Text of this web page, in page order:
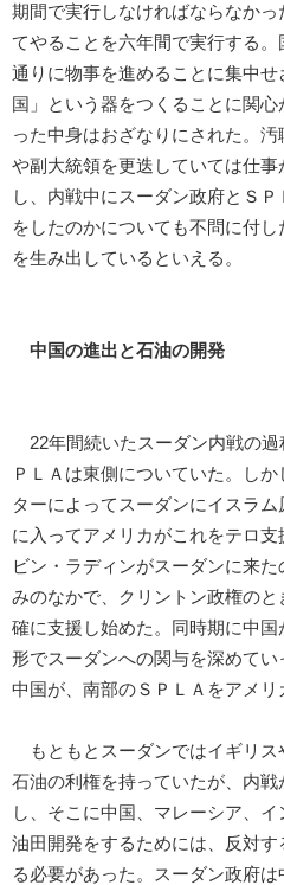
期間で実行しなければならなか
てやることを六年間で実行する
通りに物事を進めることに集中
国」という器をつくることに関
った中身はおざなりにされた。
や副大統領を更迭していては仕
し、内戦中にスーダン政府とＳ
をしたのかについても不問に付
を生み出しているといえる。
中国の進出と石油の開発
22年間続いたスーダン内戦の過
ＰＬＡは東側についていた。し
ターによってスーダンにイスラ
に入ってアメリカがこれをテロ支
ビン・ラディンがスーダンに来
みのなかで、クリントン政権の
確に支援し始めた。同時期に中国
形でスーダンへの関与を深めて
中国が、南部のＳＰＬＡをアメリ
もともとスーダンではイギリス
石油の利権を持っていたが、内
し、そこに中国、マレーシア、イ
油田開発をするためには、反対
る必要があった。スーダン政府